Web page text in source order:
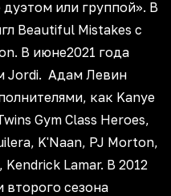
или группой». В
Beautiful Mistakes с
В июне2021 года
Jordi. Адам Левин
как Kanye
Gym Class Heroes,
K'Naan, PJ Morton,
Lamar. В 2012
второго сезона